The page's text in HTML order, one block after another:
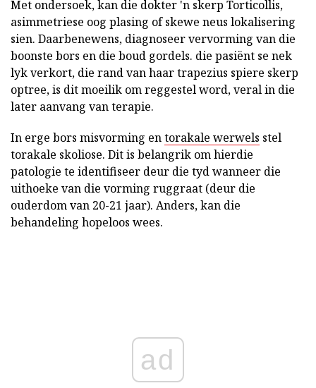
Met ondersoek, kan die dokter 'n skerp Torticollis,
asimmetriese oog plasing of skewe neus lokalisering
sien. Daarbenewens, diagnoseer vervorming van die
boonste bors en die boud gordels. die pasiënt se nek
lyk verkort, die rand van haar trapezius spiere skerp
optree, is dit moeilik om reggestel word, veral in die
later aanvang van terapie.
In erge bors misvorming entorakale werwels stel
torakale skoliose. Dit is belangrik om hierdie
patologie te identifiseer deur die tyd wanneer die
uithoeke van die vorming ruggraat (deur die
ouderdom van 20-21 jaar). Anders, kan die
behandeling hopeloos wees.
ad